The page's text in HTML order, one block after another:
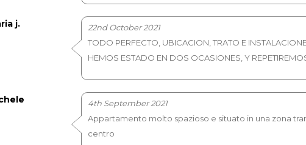
j.
22nd October 2021
TODO PERFECTO, UBICACION, TRATO E
HEMOS ESTADO EN DOS OCASIONES, Y
4th September 2021
Appartamento molto spazioso e situato in una zona
centro